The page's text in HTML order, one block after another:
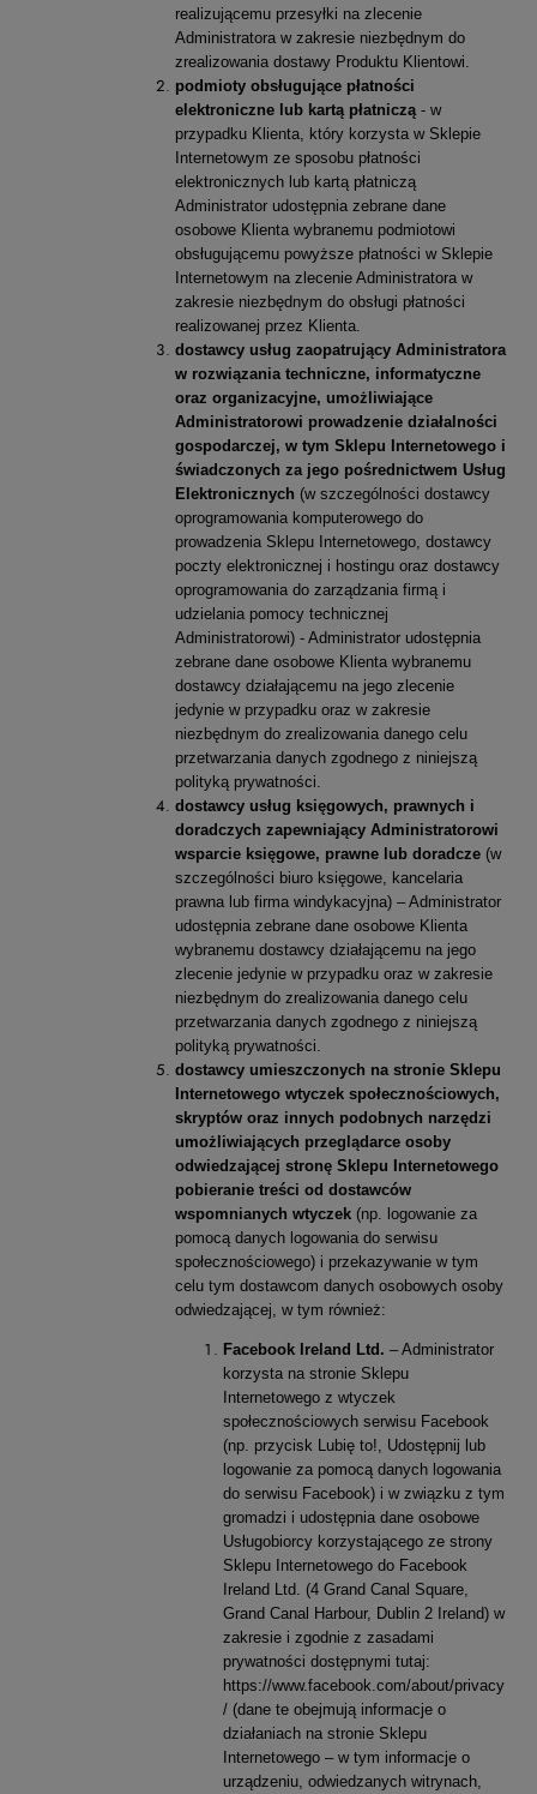
realizującemu przesyłki na zlecenie
Administratora w zakresie niezbędnym do
zrealizowania dostawy Produktu Klientowi.
podmioty obsługujące płatności
elektroniczne lub kartą płatniczą - w
przypadku Klienta, który korzysta w Sklepie
Internetowym ze sposobu płatności
elektronicznych lub kartą płatniczą
Administrator udostępnia zebrane dane
osobowe Klienta wybranemu podmiotowi
obsługującemu powyższe płatności w Sklepie
Internetowym na zlecenie Administratora w
zakresie niezbędnym do obsługi płatności
realizowanej przez Klienta.
dostawcy usług zaopatrujący Administratora
w rozwiązania techniczne, informatyczne
oraz organizacyjne, umożliwiające
Administratorowi prowadzenie działalności
gospodarczej, w tym Sklepu Internetowego i
świadczonych za jego pośrednictwem Usług
Elektronicznych (w szczególności dostawcy
oprogramowania komputerowego do
prowadzenia Sklepu Internetowego, dostawcy
poczty elektronicznej i hostingu oraz dostawcy
oprogramowania do zarządzania firmą i
udzielania pomocy technicznej
Administratorowi) - Administrator udostępnia
zebrane dane osobowe Klienta wybranemu
dostawcy działającemu na jego zlecenie
jedynie w przypadku oraz w zakresie
niezbędnym do zrealizowania danego celu
przetwarzania danych zgodnego z niniejszą
polityką prywatności.
dostawcy usług księgowych, prawnych i
doradczych zapewniający Administratorowi
wsparcie księgowe, prawne lub doradcze (w
szczególności biuro księgowe, kancelaria
prawna lub firma windykacyjna) – Administrator
udostępnia zebrane dane osobowe Klienta
wybranemu dostawcy działającemu na jego
zlecenie jedynie w przypadku oraz w zakresie
niezbędnym do zrealizowania danego celu
przetwarzania danych zgodnego z niniejszą
polityką prywatności.
dostawcy umieszczonych na stronie Sklepu
Internetowego wtyczek społecznościowych,
skryptów oraz innych podobnych narzędzi
umożliwiających przeglądarce osoby
odwiedzającej stronę Sklepu Internetowego
pobieranie treści od dostawców
wspomnianych wtyczek (np. logowanie za
pomocą danych logowania do serwisu
społecznościowego) i przekazywanie w tym
celu tym dostawcom danych osobowych osoby
odwiedzającej, w tym również:
Facebook Ireland Ltd. – Administrator
korzysta na stronie Sklepu
Internetowego z wtyczek
społecznościowych serwisu Facebook
(np. przycisk Lubię to!, Udostępnij lub
logowanie za pomocą danych logowania
do serwisu Facebook) i w związku z tym
gromadzi i udostępnia dane osobowe
Usługobiorcy korzystającego ze strony
Sklepu Internetowego do Facebook
Ireland Ltd. (4 Grand Canal Square,
Grand Canal Harbour, Dublin 2 Ireland) w
zakresie i zgodnie z zasadami
prywatności dostępnymi tutaj:
https://www.facebook.com/about/privacy
/ (dane te obejmują informacje o
działaniach na stronie Sklepu
Internetowego – w tym informacje o
urządzeniu, odwiedzanych witrynach,